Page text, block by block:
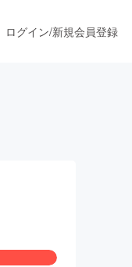
ログイン/新規会員登録